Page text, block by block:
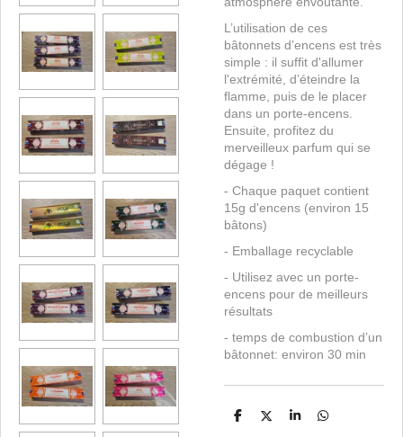
L’utilisation de ces
bâtonnets d’encens est très
simple : il suffit d'allumer
l'extrémité, d’éteindre la
flamme, puis de le placer
dans un porte-encens.
Ensuite, profitez du
merveilleux parfum qui se
dégage !
- Chaque paquet contient
15g d'encens (environ 15
bâtons)
- Emballage recyclable
- Utilisez avec un porte-
encens pour de meilleurs
résultats
- temps de combustion d’un
bâtonnet: environ 30 min
P
P
P
P